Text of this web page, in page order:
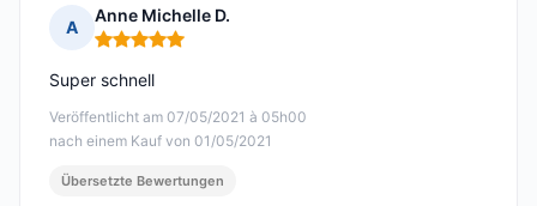
A
Anne Michelle D.
Hinweis: 5 von 5
Veröffentlicht am 07/05/2021 à 05h00
nach einem Kauf von 01/05/2021
Super schnell
Übersetzte Bewertungen